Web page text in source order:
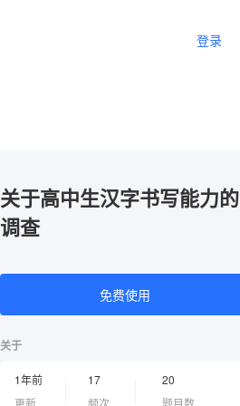
登录
关于高中生汉字书写能力的
调查
免费使用
关于
1年前
更新
17
频次
20
题目数